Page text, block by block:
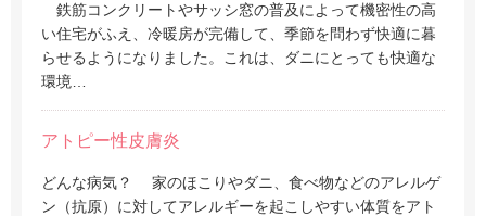
鉄筋コンクリートやサッシ窓の普及によって機密性の高
い住宅がふえ、冷暖房が完備して、季節を問わず快適に暮
らせるようになりました。これは、ダニにとっても快適な
環境…
アトピー性皮膚炎
どんな病気？ 家のほこりやダニ、食べ物などのアレルゲ
ン（抗原）に対してアレルギーを起こしやすい体質をアト